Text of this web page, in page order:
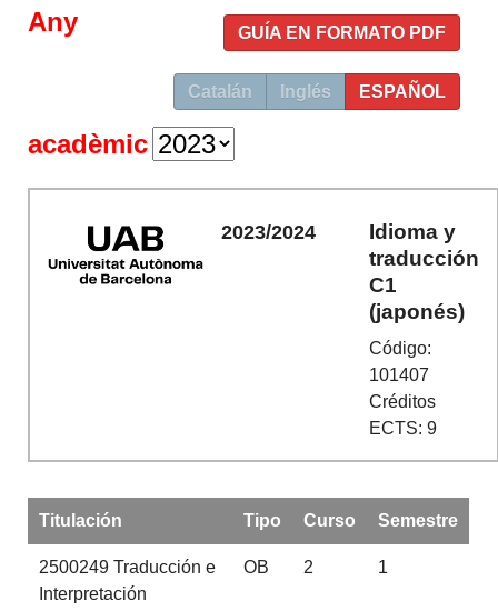
GUÍA EN FORMATO PDF
Catalán Inglés ESPAÑOL
Any
acadèmic
2023/2024
Idioma y
traducción
C1
(japonés)
Código:
101407
Créditos
ECTS: 9
Titulación Tipo Curso Semestre
2500249Traducción e
Interpretación
OB 2 1